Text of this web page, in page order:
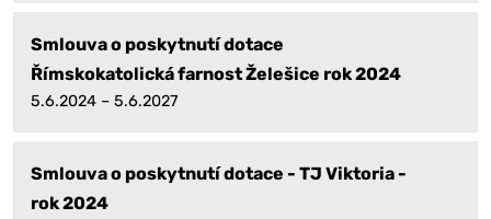
Smlouva o poskytnutí dotace
Římskokatolická farnost Želešice rok 2024
5.6.2024 – 5.6.2027
Smlouva o poskytnutí dotace - TJ Viktoria -
rok 2024